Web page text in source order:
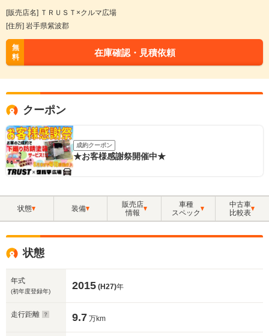
[販売店名] ＴＲＵＳＴ×クルマ広場
[住所] 岩手県紫波郡
無
料
在庫確認・見積依頼
クーポン
成約クーポン
★お客様感謝祭開催中★
状態 装備
販売店
情報
車種
スペック
中古車
比較表
状態
年式
(初年度登録年) 2015 (H27)年
走行距離 9.7 万km